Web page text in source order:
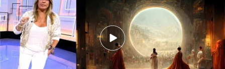
Futura
28 SEP 2022 - 00:35h.
Ya puedes ver online el tercer programa de la
segunda temporada de 'Futura'